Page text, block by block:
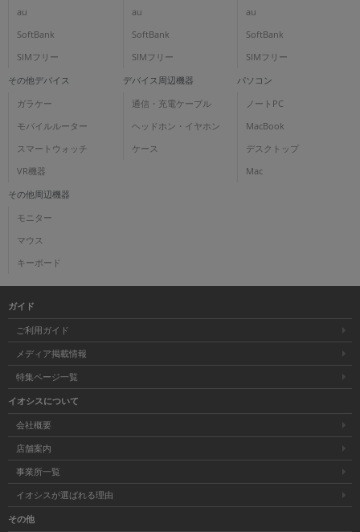
au
SoftBank
SIMフリー
au
SoftBank
SIMフリー
au
SoftBank
SIMフリー
その他デバイス
ガラケー
モバイルルーター
スマートウォッチ
VR機器
デバイス周辺機器
通信・充電ケーブル
ヘッドホン・イヤホン
ケース
パソコン
ノートPC
MacBook
デスクトップ
Mac
その他周辺機器
モニター
マウス
キーボード
ガイド
ご利用ガイド
メディア掲載情報
特集ページ一覧
イオシスについて
会社概要
店舗案内
事業所一覧
イオシスが選ばれる理由
その他